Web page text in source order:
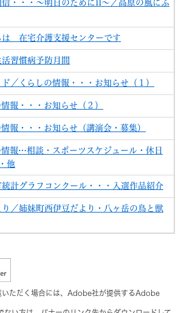
信・・・～明日のためにII～／高原の風にふ
は 在宅介護支援センターです
活習慣病予防月間
／くらしの情報・・・お知らせ（１）
情報・・・お知らせ（２）
情報・・・お知らせ（講演会・募集）
情報…相談・スポーツスケジュール・休日
他
計グラフコンクール・・・入選作品紹介
／姉妹町西伊豆だより・八ヶ岳の鳥と獣
いただく場合には、Adobe社が提供するAdobe